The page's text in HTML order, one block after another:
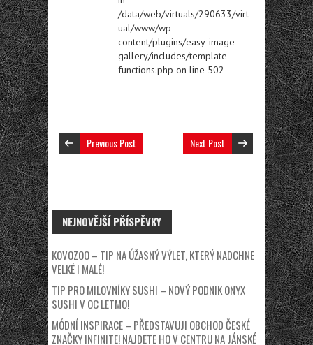
/data/web/virtuals/290633/virt
ual/www/wp-
content/plugins/easy-image-
gallery/includes/template-
functions.php on line 502
Previous Post Next Post
NEJNOVĚJŠÍ PŘÍSPĚVKY
KOVOZOO – TIP NA ÚŽASNÝ VÝLET, KTERÝ NADCHNE
VELKÉ I MALÉ!
TIP PRO MILOVNÍKY SUSHI – NOVÝ PODNIK ONYX
SUSHI V OC LETMO!
MÓDNÍ INSPIRACE – PŘEDSTAVUJI OBCHOD ČESKÉ
ZNAČKY INFINITE! NAJDETE HO V CENTRU NA JÁNSKÉ